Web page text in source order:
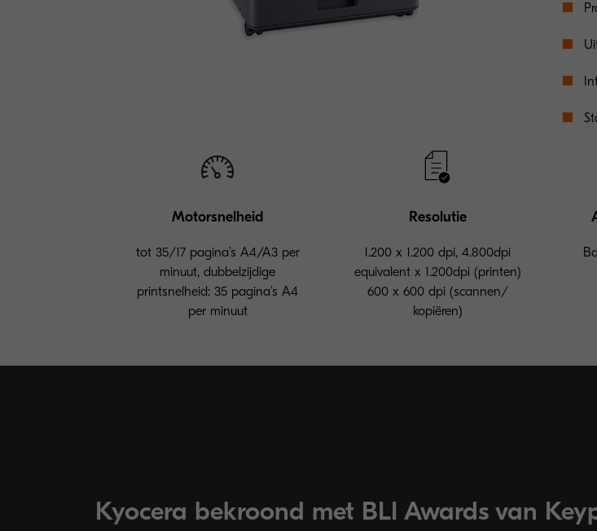
Motorsnelheid
tot 35/17 pagina’s A4/A3 per
minuut, dubbelzijdige
printsnelheid: 35 pagina’s A4
per minuut
Resolutie
1.200 x 1.200 dpi, 4.800dpi
equivalent x 1.200dpi (printen)
600 x 600 dpi (scannen/
kopiëren)
Kyocera bekroond met BLI Awards van